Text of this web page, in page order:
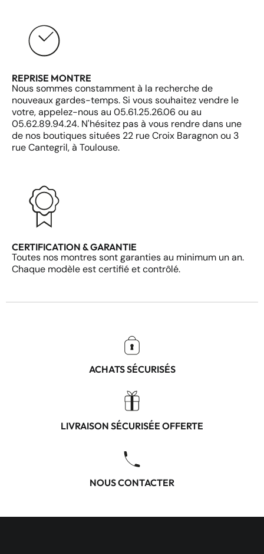
REPRISE MONTRE
Nous sommes constamment à la recherche de
nouveaux gardes-temps. Si vous souhaitez vendre le
votre, appelez-nous au 05.61.25.26.06 ou au
05.62.89.94.24. N'hésitez pas à vous rendre dans une
de nos boutiques situées 22 rue Croix Baragnon ou 3
rue Cantegril, à Toulouse.
CERTIFICATION & GARANTIE
Toutes nos montres sont garanties au minimum un an.
Chaque modèle est certifié et contrôlé.
ACHATS SÉCURISÉS
LIVRAISON SÉCURISÉE OFFERTE
NOUS CONTACTER